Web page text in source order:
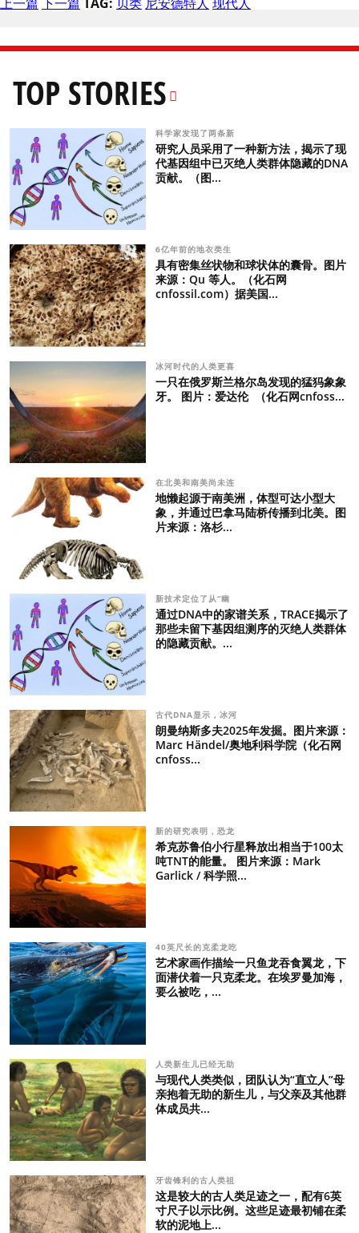
TOP STORIES
科学家发现了两条新
研究人员采用了一种新方法，揭示了现
代基因组中已灭绝人类群体隐藏的DNA
贡献。（图...
6亿年前的地衣类生
具有密集丝状物和球状体的囊骨。图片
来源：Qu 等人。（化石网
cnfossil.com）据美国...
冰河时代的人类更喜
一只在俄罗斯兰格尔岛发现的猛犸象象
牙。 图片：爱达伦 （化石网cnfoss...
在北美和南美尚未连
地懒起源于南美洲，体型可达小型大
象，并通过巴拿马陆桥传播到北美。图
片来源：洛杉...
新技术定位了从“幽
通过DNA中的家谱关系，TRACE揭示了
那些未留下基因组测序的灭绝人类群体
的隐藏贡献。...
古代DNA显示，冰河
朗曼纳斯多夫2025年发掘。图片来源：
Marc Händel/奥地利科学院（化石网
cnfoss...
新的研究表明，恐龙
希克苏鲁伯小行星释放出相当于100太
吨TNT的能量。 图片来源：Mark
Garlick / 科学照...
40英尺长的克柔龙吃
艺术家画作描绘一只鱼龙吞食翼龙，下
面潜伏着一只克柔龙。在埃罗曼加海，
要么被吃，...
人类新生儿已经无助
与现代人类类似，团队认为“直立人”母
亲抱着无助的新生儿，与父亲及其他群
体成员共...
牙齿锋利的古人类祖
这是较大的古人类足迹之一，配有6英
寸尺子以示比例。这些足迹最初铺在柔
软的泥地上...